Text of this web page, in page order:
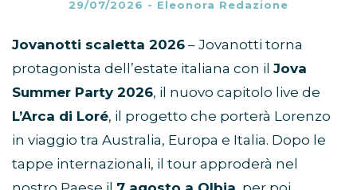
29/07/2026 - Eleonora Redazione
Jovanotti scaletta 2026 – Jovanotti torna
protagonista dell’estate italiana con il Jova
Summer Party 2026, il nuovo capitolo live de
L’Arca di Loré, il progetto che porterà Lorenzo
in viaggio tra Australia, Europa e Italia. Dopo le
tappe internazionali, il tour approderà nel